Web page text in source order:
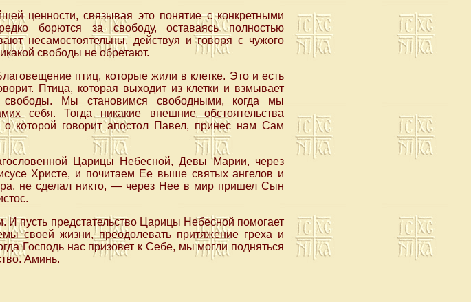
ценности, связывая это понятие с конкретными
борются за свободу, оставаясь полностью
несамостоятельны, действуя и говоря с чужого
свободы не обретают.
птиц, которые жили в клетке. Это и есть
Птица, которая выходит из клетки и взмывает
Мы становимся свободными, когда мы
себя. Тогда никакие внешние обстоятельства
о которой говорит апостол Павел, принес нам Сам
Царицы Небесной, Девы Марии, через
Христе, и почитаем Ее выше святых ангелов и
не сделал никто, — через Нее в мир пришел Сын
И пусть предстательство Царицы Небесной помогает
своей жизни, преодолевать притяжение греха и
Господь нас призовет к Себе, мы могли подняться
Аминь.